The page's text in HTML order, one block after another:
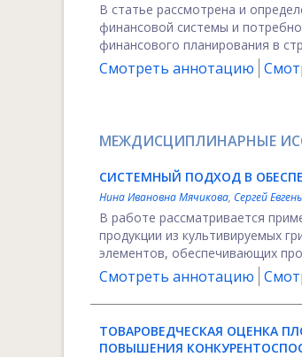
В статье рассмотрена и
финансовой системы и
финансового планирования в
Смотреть аннотацию
МЕЖДИСЦИПЛИНАРНЫЕ
СИСТЕМНЫЙ ПОДХОД В
Нина Ивановна Мячикова, Сергей
В работе рассматривается
продукции из культивируемых
элементов, обеспечивающих
Смотреть аннотацию
ТОВАРОВЕДЧЕСКАЯ ОЦЕНКА
ПОВЫШЕНИЯ